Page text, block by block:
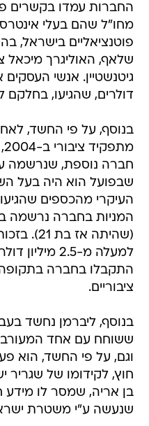
החברות עמדו בקשרים
מחו"ל שהם בעלי
פוטנציאליים בישראל,
שלאף, האוליגרך מיכאל
גיטנשטיין. אנשי העסקים
דולרים, שהגיעו, בחלקם
בנוסף, על פי החשד,
חברה נוספת, שנרשמה
שבפועל הוא היה בעל
העיקרי מהכספים
המניות בחברה נרשמה
(שהיתה אז
התקבלו בחברה בתקופה
ציבוריים.
בנוסף, ליברמן נחשד
ששוחח עם אחד
וגם, על פי החשד, הוא
חוץ, לקידומו של
בן אריה, שמסר לו מידע
שנעשה ע"י משטרת